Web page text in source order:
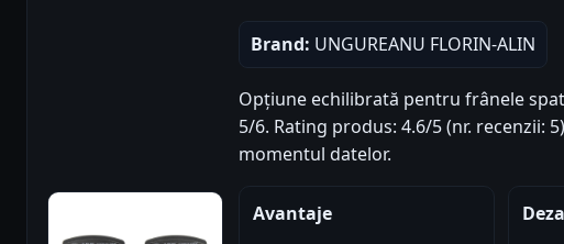
Brand: UNGUREANU FLORIN-ALIN
Opțiune echilibrată pentru frânele
5/6. Rating produs: 4.6/5 (nr. recenzii:
momentul datelor.
Avantaje